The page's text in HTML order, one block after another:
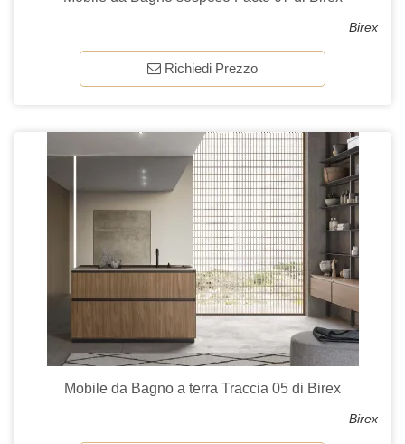
Birex
Richiedi Prezzo
Mobile da Bagno a terra Traccia 05 di Birex
Birex